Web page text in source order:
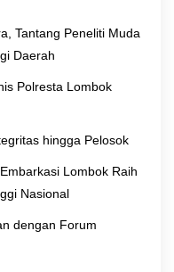
Tantang Peneliti Muda
Daerah
Polresta Lombok
hingga Pelosok
Lombok Raih
Nasional
dengan Forum